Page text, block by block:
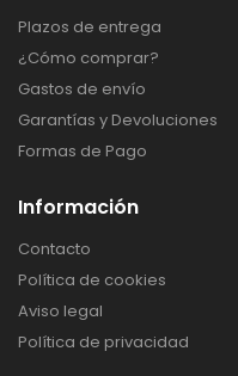
Plazos de entrega
¿Cómo comprar?
Gastos de envío
Garantías y Devoluciones
Formas de Pago
Información
Contacto
Política de cookies
Aviso legal
Política de privacidad